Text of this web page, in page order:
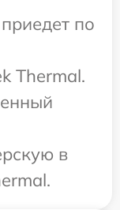
по
Thermal.
в